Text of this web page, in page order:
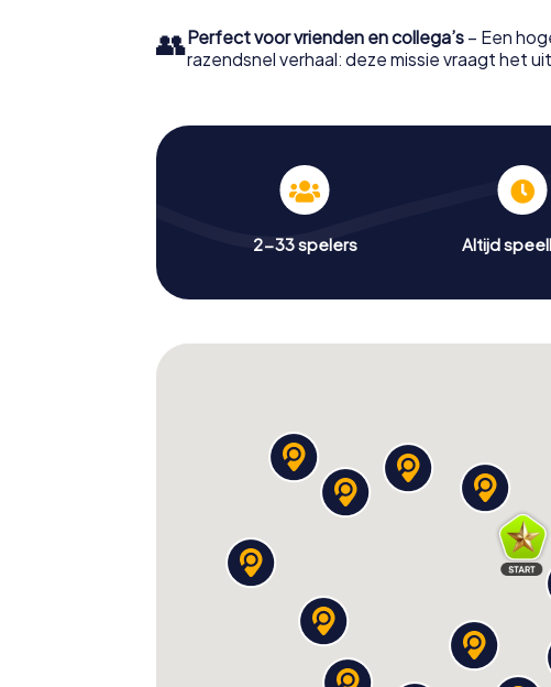
👥Perfect voor vrienden en collega’s – Een
razendsnel verhaal: deze missie vraagt het
2-33 spelers Altijd